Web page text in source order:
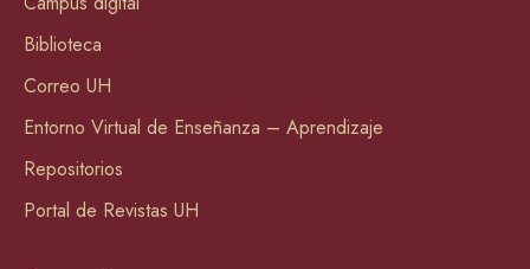
Biblioteca
Correo UH
Entorno Virtual de Enseñanza – Aprendizaje
Repositorios
Portal de Revistas UH